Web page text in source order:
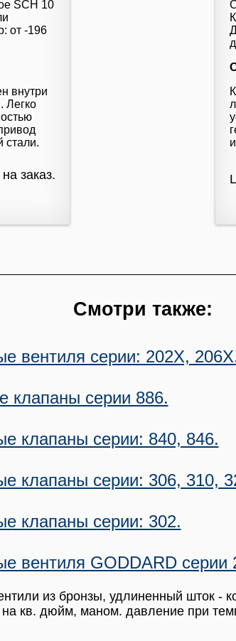
SCH 10
от -196
внутри
Легко
стали.
на заказ.
Смотри также:
вентиля серии: 202X,
клапаны серии 886.
клапаны серии: 840, 846.
клапаны серии: 306, 310,
клапаны серии: 302.
вентиля GODDARD серии
из бронзы, удлиненный шток -
кв. дюйм, маном. давление при